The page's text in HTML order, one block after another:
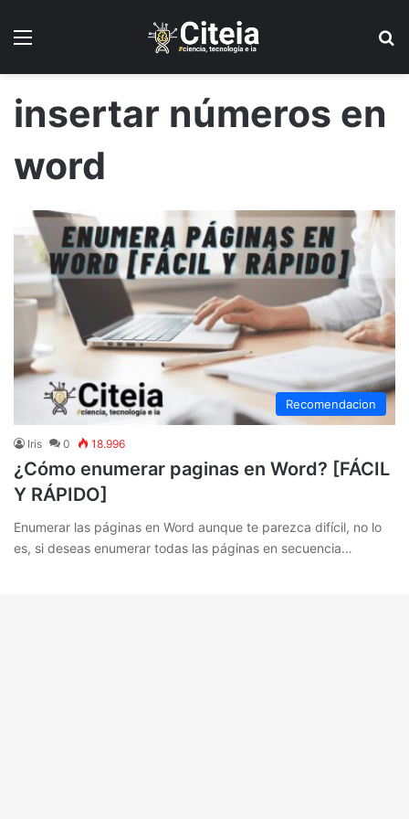
insertar números en
word
Recomendacion
Iris 0 18.996
¿Cómo enumerar paginas en Word? [FÁCIL
Y RÁPIDO]
Enumerar las páginas en Word aunque te parezca difícil, no lo
es, si deseas enumerar todas las páginas en secuencia…